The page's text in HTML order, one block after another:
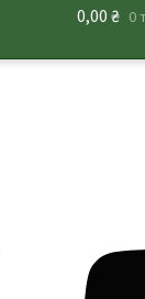
0,00 ₴ 0